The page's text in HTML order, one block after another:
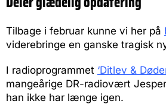
Tilbage i februar kunne vi her på
viderebringe en ganske tragisk
I radioprogrammet ‘Ditlev &
mangeårige DR-radiovært
han ikke har længe igen.